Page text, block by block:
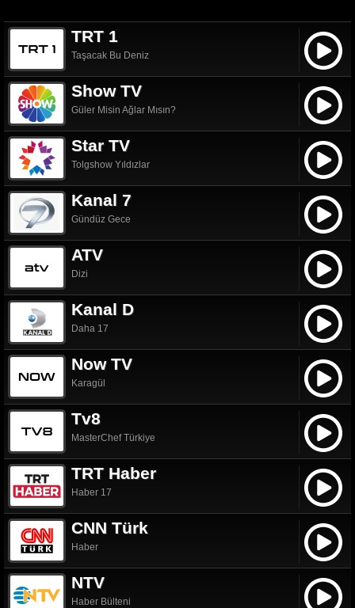
TRT 1
Taşacak Bu Deniz
Show TV
Güler Misin Ağlar Mısın?
Star TV
Tolgshow Yıldızlar
Kanal 7
Gündüz Gece
ATV
Dizi
Kanal D
Daha 17
Now TV
Karagül
Tv8
MasterChef Türkiye
TRT Haber
Haber 17
CNN Türk
Haber
NTV
Haber Bülteni